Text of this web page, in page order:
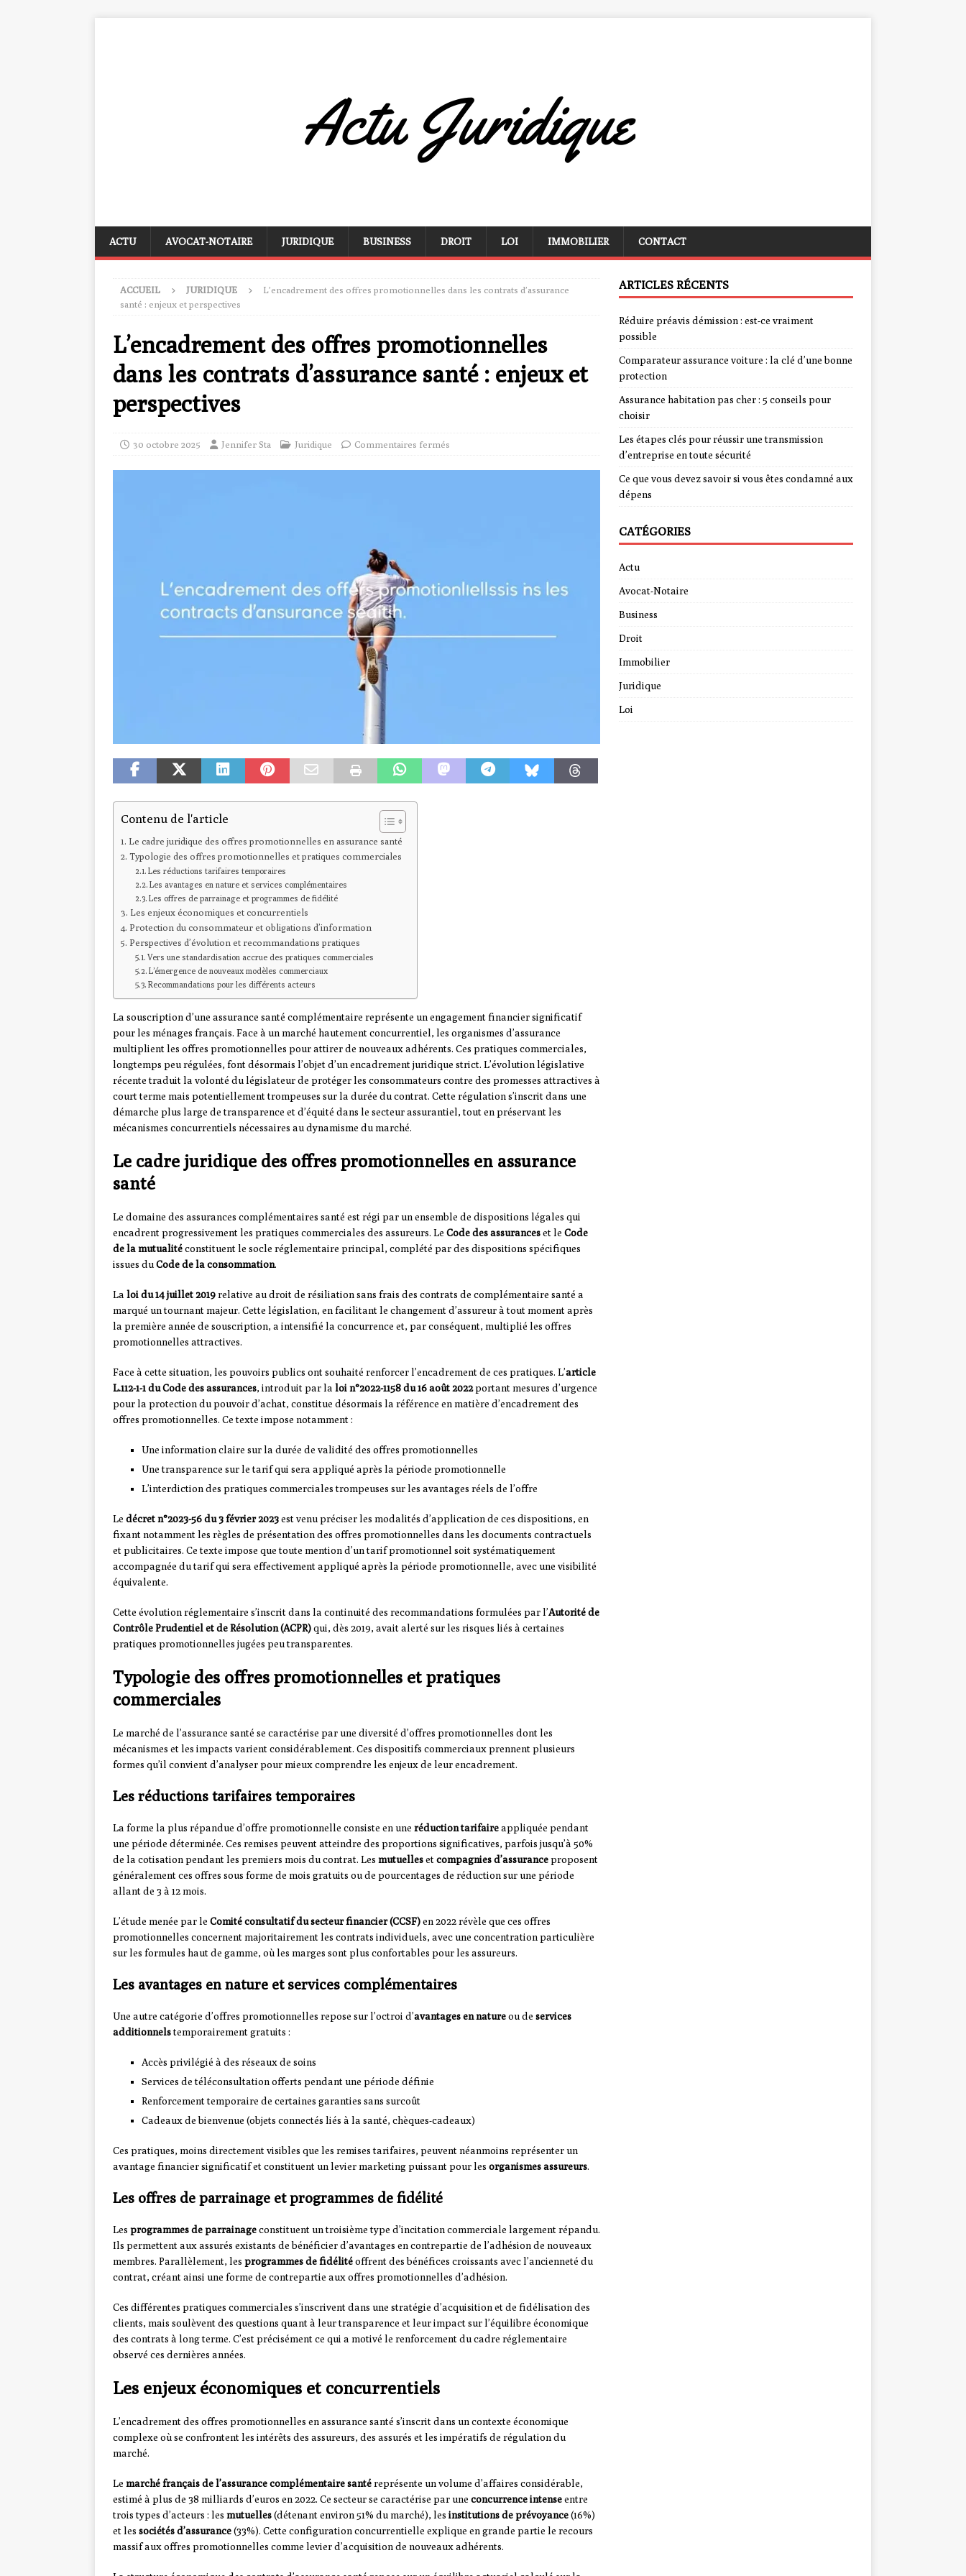
ACTU AVOCAT-NOTAIRE JURIDIQUE BUSINESS DROIT LOI IMMOBILIER CONTACT
ACCUEIL JURIDIQUE
L’encadrement des offres promotionnelles dans les contrats d’assurance
santé : enjeux et perspectives
L’encadrement des offres promotionnelles
dans les contrats d’assurance santé : enjeux et
perspectives
30 octobre 2025 Jennifer Sta Juridique Commentaires fermés
Contenu de l'article
Le cadre juridique des offres promotionnelles en assurance santé
Typologie des offres promotionnelles et pratiques commerciales
Les réductions tarifaires temporaires
Les avantages en nature et services complémentaires
Les offres de parrainage et programmes de fidélité
Les enjeux économiques et concurrentiels
Protection du consommateur et obligations d’information
Perspectives d’évolution et recommandations pratiques
Vers une standardisation accrue des pratiques commerciales
L’émergence de nouveaux modèles commerciaux
Recommandations pour les différents acteurs
La souscription d’une assurance santé complémentaire représente un engagement financier significatif
pour les ménages français. Face à un marché hautement concurrentiel, les organismes d’assurance
multiplient les offres promotionnelles pour attirer de nouveaux adhérents. Ces pratiques commerciales,
longtemps peu régulées, font désormais l’objet d’un encadrement juridique strict. L’évolution législative
récente traduit la volonté du législateur de protéger les consommateurs contre des promesses attractives à
court terme mais potentiellement trompeuses sur la durée du contrat. Cette régulation s’inscrit dans une
démarche plus large de transparence et d’équité dans le secteur assurantiel, tout en préservant les
mécanismes concurrentiels nécessaires au dynamisme du marché.
Le cadre juridique des offres promotionnelles en assurance
santé
Le domaine des assurances complémentaires santé est régi par un ensemble de dispositions légales qui
encadrent progressivement les pratiques commerciales des assureurs. Le Code des assuranceset le Code
de la mutualitéconstituent le socle réglementaire principal, complété par des dispositions spécifiques
issues duCode de la consommation.
La loi du 14 juillet 2019relative au droit de résiliation sans frais des contrats de complémentaire santé a
marqué un tournant majeur. Cette législation, en facilitant le changement d’assureur à tout moment après
la première année de souscription, a intensifié la concurrence et, par conséquent, multiplié les offres
promotionnelles attractives.
Face à cette situation, les pouvoirs publics ont souhaité renforcer l’encadrement de ces pratiques. L’article
L.112-1-1 du Code des assurances, introduit par la loi n°2022-1158 du 16 août 2022portant mesures d’urgence
pour la protection du pouvoir d’achat, constitue désormais la référence en matière d’encadrement des
offres promotionnelles. Ce texte impose notamment :
Une information claire sur la durée de validité des offres promotionnelles
Une transparence sur le tarif qui sera appliqué après la période promotionnelle
L’interdiction des pratiques commerciales trompeuses sur les avantages réels de l’offre
Le décret n°2023-56 du 3 février 2023est venu préciser les modalités d’application de ces dispositions, en
fixant notamment les règles de présentation des offres promotionnelles dans les documents contractuels
et publicitaires. Ce texte impose que toute mention d’un tarif promotionnel soit systématiquement
accompagnée du tarif qui sera effectivement appliqué après la période promotionnelle, avec une visibilité
équivalente.
Cette évolution réglementaire s’inscrit dans la continuité des recommandations formulées par l’Autorité de
Contrôle Prudentiel et de Résolution (ACPR)qui, dès 2019, avait alerté sur les risques liés à certaines
pratiques promotionnelles jugées peu transparentes.
Typologie des offres promotionnelles et pratiques
commerciales
Le marché de l’assurance santé se caractérise par une diversité d’offres promotionnelles dont les
mécanismes et les impacts varient considérablement. Ces dispositifs commerciaux prennent plusieurs
formes qu’il convient d’analyser pour mieux comprendre les enjeux de leur encadrement.
Les réductions tarifaires temporaires
La forme la plus répandue d’offre promotionnelle consiste en une réduction tarifaireappliquée pendant
une période déterminée. Ces remises peuvent atteindre des proportions significatives, parfois jusqu’à 50%
de la cotisation pendant les premiers mois du contrat. Les mutuellesetcompagnies d’assuranceproposent
généralement ces offres sous forme de mois gratuits ou de pourcentages de réduction sur une période
allant de 3 à 12 mois.
L’étude menée par le Comité consultatif du secteur financier (CCSF)en 2022 révèle que ces offres
promotionnelles concernent majoritairement les contrats individuels, avec une concentration particulière
sur les formules haut de gamme, où les marges sont plus confortables pour les assureurs.
Les avantages en nature et services complémentaires
Une autre catégorie d’offres promotionnelles repose sur l’octroi d’avantages en natureou de services
additionnelstemporairement gratuits :
Accès privilégié à des réseaux de soins
Services de téléconsultation offerts pendant une période définie
Renforcement temporaire de certaines garanties sans surcoût
Cadeaux de bienvenue (objets connectés liés à la santé, chèques-cadeaux)
Ces pratiques, moins directement visibles que les remises tarifaires, peuvent néanmoins représenter un
avantage financier significatif et constituent un levier marketing puissant pour les organismes assureurs.
Les offres de parrainage et programmes de fidélité
Les programmes de parrainageconstituent un troisième type d’incitation commerciale largement répandu.
Ils permettent aux assurés existants de bénéficier d’avantages en contrepartie de l’adhésion de nouveaux
membres. Parallèlement, les programmes de fidélitéoffrent des bénéfices croissants avec l’ancienneté du
contrat, créant ainsi une forme de contrepartie aux offres promotionnelles d’adhésion.
Ces différentes pratiques commerciales s’inscrivent dans une stratégie d’acquisition et de fidélisation des
clients, mais soulèvent des questions quant à leur transparence et leur impact sur l’équilibre économique
des contrats à long terme. C’est précisément ce qui a motivé le renforcement du cadre réglementaire
observé ces dernières années.
Les enjeux économiques et concurrentiels
L’encadrement des offres promotionnelles en assurance santé s’inscrit dans un contexte économique
complexe où se confrontent les intérêts des assureurs, des assurés et les impératifs de régulation du
marché.
Le marché français de l’assurance complémentaire santéreprésente un volume d’affaires considérable,
estimé à plus de 38 milliards d’euros en 2022. Ce secteur se caractérise par une concurrence intenseentre
trois types d’acteurs : les mutuelles(détenant environ 51% du marché), les institutions de prévoyance(16%)
et les sociétés d’assurance(33%). Cette configuration concurrentielle explique en grande partie le recours
massif aux offres promotionnelles comme levier d’acquisition de nouveaux adhérents.
ARTICLES RÉCENTS
Réduire préavis démission : est-ce vraiment
possible
Comparateur assurance voiture : la clé d’une bonne
protection
Assurance habitation pas cher : 5 conseils pour
choisir
Les étapes clés pour réussir une transmission
d’entreprise en toute sécurité
Ce que vous devez savoir si vous êtes condamné aux
dépens
CATÉGORIES
Actu
Avocat-Notaire
Business
Droit
Immobilier
Juridique
Loi